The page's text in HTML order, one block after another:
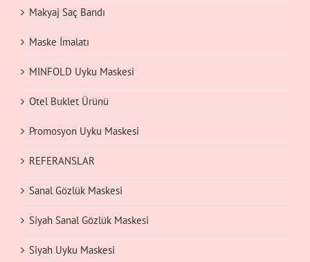
Makyaj Saç Bandı
Maske İmalatı
MINFOLD Uyku Maskesi
Otel Buklet Ürünü
Promosyon Uyku Maskesi
REFERANSLAR
Sanal Gözlük Maskesi
Siyah Sanal Gözlük Maskesi
Siyah Uyku Maskesi